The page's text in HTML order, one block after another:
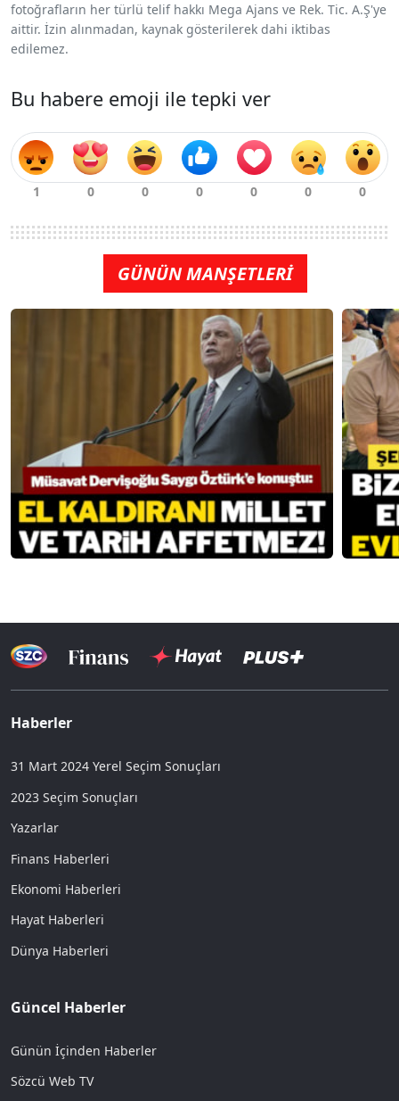
fotoğrafların her türlü telif hakkı Mega Ajans ve Rek. Tic. A.Ş'ye
aittir. İzin alınmadan, kaynak gösterilerek dahi iktibas
edilemez.
Bu habere emoji ile tepki ver
GÜNÜN MANŞETLERİ
Haberler
31 Mart 2024 Yerel Seçim Sonuçları
2023 Seçim Sonuçları
Yazarlar
Finans Haberleri
Ekonomi Haberleri
Hayat Haberleri
Dünya Haberleri
Güncel Haberler
Günün İçinden Haberler
Sözcü Web TV